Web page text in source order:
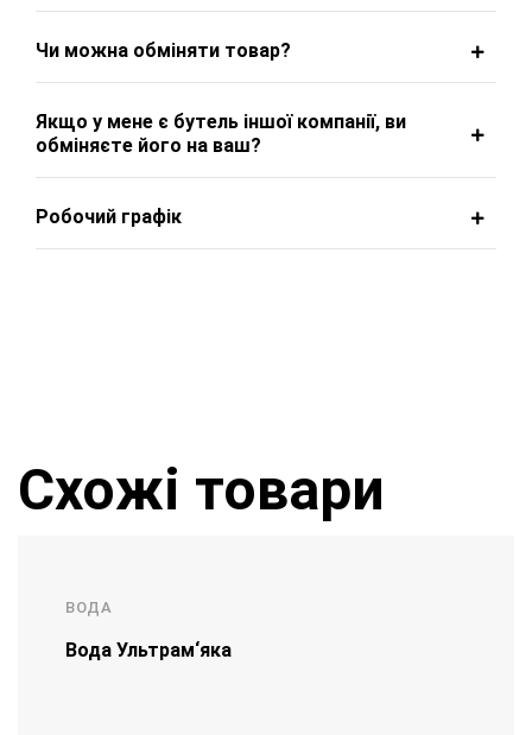
Чи можна обміняти товар?
Якщо у мене є бутель іншої компанії, ви
обміняєте його на ваш?
Робочий графік
Схожі товари
ВОДА
Вода Ультрам‘яка